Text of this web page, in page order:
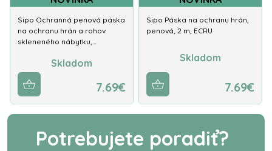
Sipo Ochranná penová páska
na ochranu hrán a rohov
skleneného nábytku,…
Skladom
7.69€
Sipo Páska na ochranu hrán,
penová, 2 m, ECRU
Skladom
7.69€
Potrebujete poradiť?